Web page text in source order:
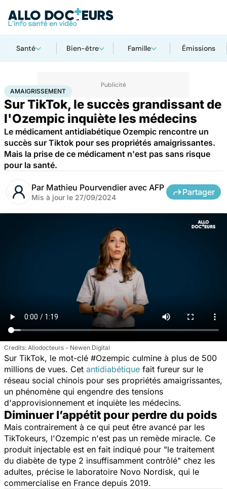
Santé Bien-être Famille Émissions
AccueilSantéMédicaments Amaigrissement
AMAIGRISSEMENT
Sur TikTok, le succès grandissant de
l'Ozempic inquiète les médecins
Le médicament antidiabétique Ozempic rencontre un
succès sur Tiktok pour ses propriétés amaigrissantes.
Mais la prise de ce médicament n'est pas sans risque
pour la santé.
Par Mathieu Pourvendier avec AFP
Mis à jour le 27/09/2024
Partager
Allodocteurs - Newen Digital
Sur TikTok, le mot-clé #Ozempic culmine à plus de 500
millions de vues. Cet antidiabétique fait fureur sur le
réseau social chinois pour ses propriétés amaigrissantes,
un phénomène qui engendre des tensions
d'approvisionnement et inquiète les médecins.
Diminuer l’appétit pour perdre du poids
Mais contrairement à ce qui peut être avancé par les
TikTokeurs, l'Ozempic n'est pas un remède miracle. Ce
produit injectable est en fait indiqué pour "le traitement
du diabète de type 2 insuffisamment contrôlé" chez les
adultes, précise le laboratoire Novo Nordisk, qui le
commercialise en France depuis 2019.